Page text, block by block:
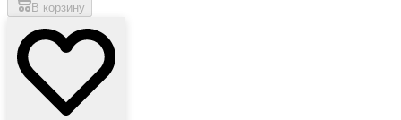
В корзину